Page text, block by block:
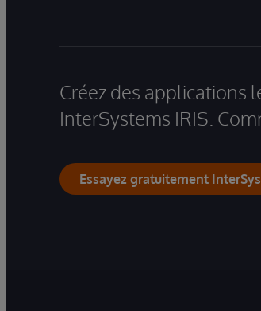
Créez des applications
InterSystems IRIS.
Essayez gratuitement